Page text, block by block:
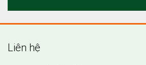
Liên hệ